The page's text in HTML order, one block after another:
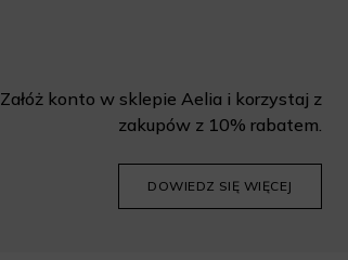
Załóż konto w sklepie Aelia i korzystaj z
zakupów z 10% rabatem.
DOWIEDZ SIĘ WIĘCEJ